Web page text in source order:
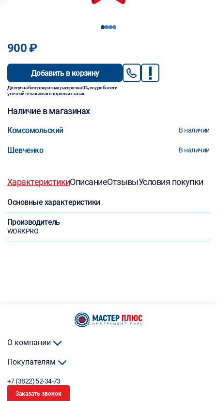
1234
900 ₽
Добавить в корзину
Доступна беспроцентная рассрочка 0%, подробности
уточняйте на кассах в торговых залах.
Наличие в магазинах
Комсомольский В наличии
Шевченко В наличии
ХарактеристикиОписаниеОтзывыУсловия покупки
Основные характеристики
Производитель
WORKPRO
О компании
Покупателям
+7 (3822) 52-34-73
Заказать звонок